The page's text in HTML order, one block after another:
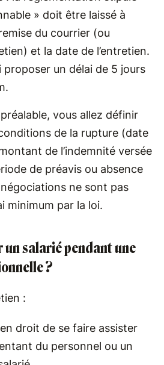
» doit être laissé à
du courrier (ou
et la date de l’entretien.
proposer un délai de 5 jours
vous allez définir
de la rupture (date
de l’indemnité versée
de préavis ou absence
ne sont pas
minimum par la loi.
un salarié pendant une
?
:
droit de se faire assister
du personnel ou un